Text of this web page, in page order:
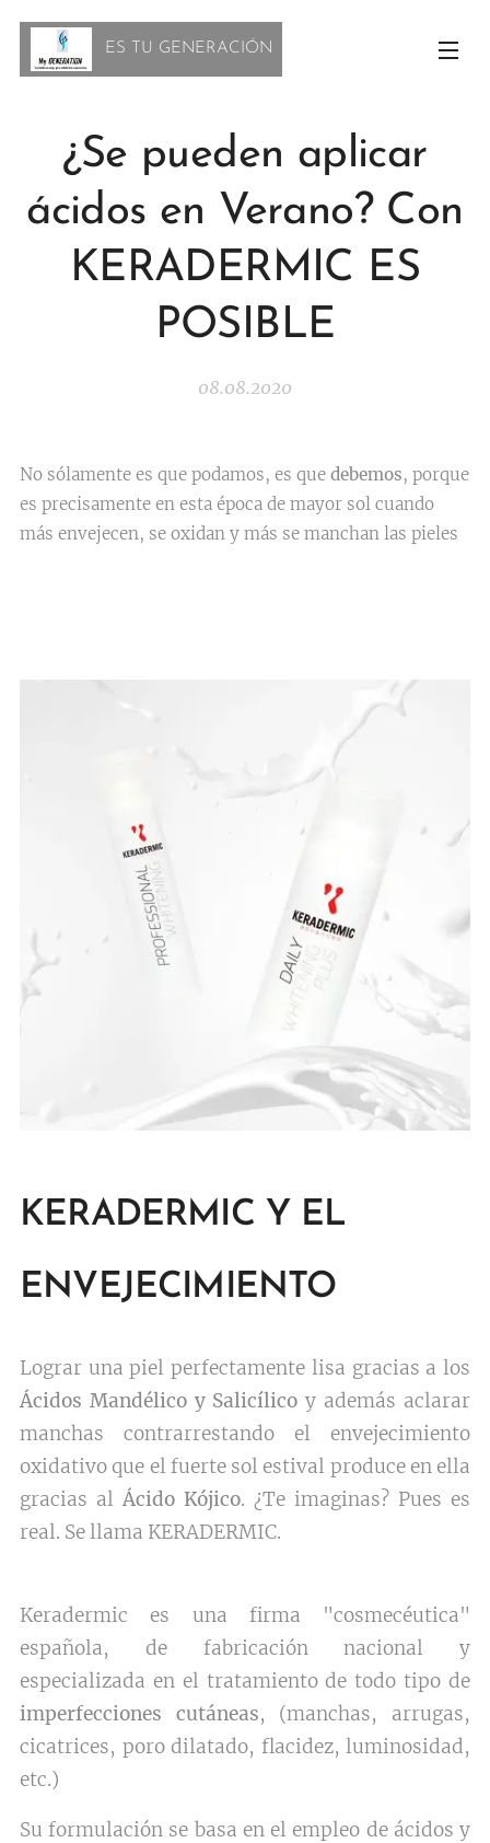
ES TU GENERACIÓN
¿Se pueden aplicar
ácidos en Verano? Con
KERADERMIC ES
POSIBLE
08.08.2020
No sólamente es que podamos, es que debemos, porque
es precisamente en esta época de mayor sol cuando
más envejecen, se oxidan y más se manchan las pieles
KERADERMIC Y EL
ENVEJECIMIENTO
Lograr una piel perfectamente lisa gracias a los
Ácidos Mandélico y Salicílico y además aclarar
manchas contrarrestando el envejecimiento
oxidativo que el fuerte sol estival produce en ella
gracias alÁcido Kójico. ¿Te imaginas? Pues es
real. Se llama KERADERMIC.
Keradermic es una firma "cosmecéutica"
española, de fabricación nacional y
especializada en el tratamiento de todo tipo de
imperfecciones cutáneas, (manchas, arrugas,
cicatrices, poro dilatado, flacidez, luminosidad,
etc.)
Su formulación se basa en el empleo de ácidos y